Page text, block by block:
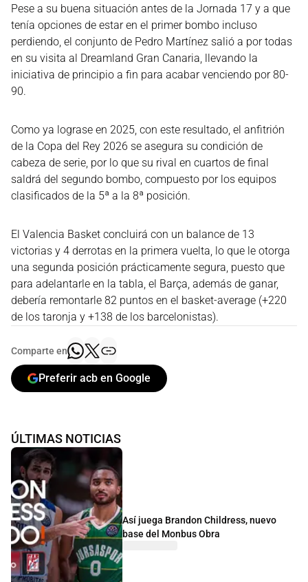
Pese a su buena situación antes de la Jornada 17 y a que
tenía opciones de estar en el primer bombo incluso
perdiendo, el conjunto de Pedro Martínez salió a por todas
en su visita al Dreamland Gran Canaria, llevando la
iniciativa de principio a fin para acabar venciendo por 80-
90.
Como ya lograse en 2025, con este resultado, el anfitrión
de la Copa del Rey 2026 se asegura su condición de
cabeza de serie, por lo que su rival en cuartos de final
saldrá del segundo bombo, compuesto por los equipos
clasificados de la 5ª a la 8ª posición.
El Valencia Basket concluirá con un balance de 13
victorias y 4 derrotas en la primera vuelta, lo que le otorga
una segunda posición prácticamente segura, puesto que
para adelantarle en la tabla, el Barça, además de ganar,
debería remontarle 82 puntos en el basket-average (+220
de los taronja y +138 de los barcelonistas).
Comparte en
Preferir acb en Google
ÚLTIMAS NOTICIAS
Así juega Brandon Childress, nuevo
base del Monbus Obra